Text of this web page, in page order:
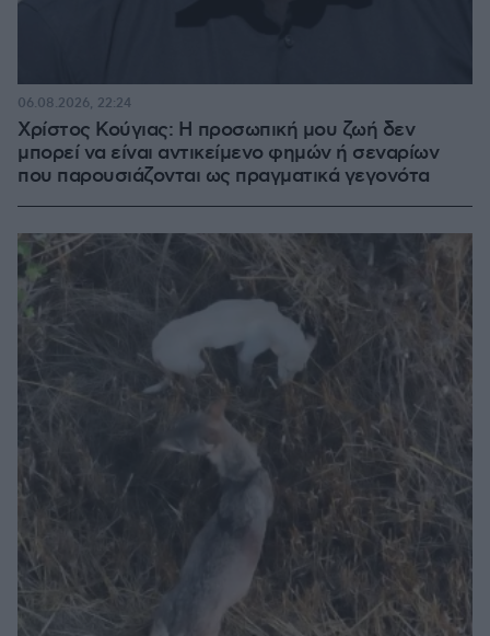
Χρίστος Κούγιας: Η προσωπική μου ζωή δεν
μπορεί να είναι αντικείμενο φημών ή σεναρίων
που παρουσιάζονται ως πραγματικά γεγονότα
06.08.2026, 22:24